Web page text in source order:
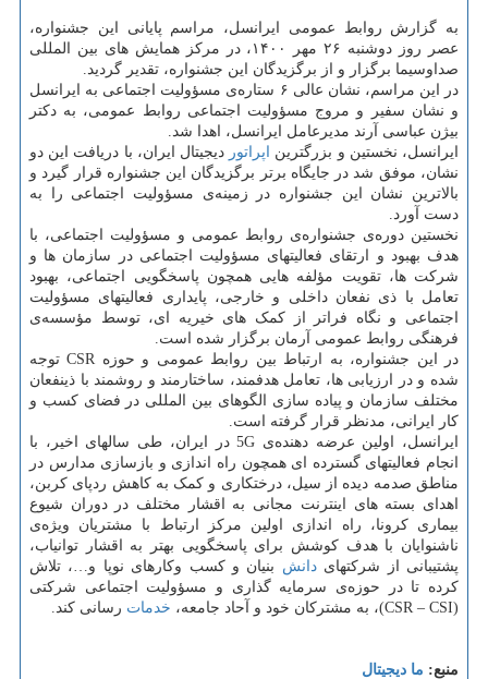
به گزارش روابط عمومی ایرانسل، مراسم پایانی این جشنواره،
عصر روز دوشنبه ۲۶ مهر ۱۴۰۰، در مرکز همایش های بین المللی
صداوسیما برگزار و از برگزیدگان این جشنواره، تقدیر گردید.
در این مراسم، نشان عالی ۶ ستاره‌ی مسؤولیت اجتماعی به ایرانسل
و نشان سفیر و مروج مسؤولیت اجتماعی روابط عمومی، به دکتر
بیژن عباسی آرند مدیرعامل ایرانسل، اهدا شد.
ایرانسل، نخستین و بزرگترین اپراتور دیجیتال ایران، با دریافت این دو
نشان، موفق شد در جایگاه برتر برگزیدگان این جشنواره قرار گیرد و
بالاترین نشان این جشنواره در زمینه‌ی مسؤولیت اجتماعی را به
دست آورد.
نخستین دوره‌ی جشنواره‌ی روابط عمومی و مسؤولیت اجتماعی، با
هدف بهبود و ارتقای فعالیتهای مسؤولیت اجتماعی در سازمان ها و
شرکت ها، تقویت مؤلفه هایی همچون پاسخگویی اجتماعی، بهبود
تعامل با ذی نفعان داخلی و خارجی، پایداری فعالیتهای مسؤولیت
اجتماعی و نگاه فراتر از کمک های خیریه ای، توسط مؤسسه‌ی
فرهنگی روابط عمومی آرمان برگزار شده است.
در این جشنواره، به ارتباط بین روابط عمومی و حوزه CSR توجه
شده و در ارزیابی ها، تعامل هدفمند، ساختارمند و روشمند با ذینفعان
مختلف سازمان و پیاده سازی الگوهای بین المللی در فضای کسب و
کار ایرانی، مدنظر قرار گرفته است.
ایرانسل، اولین عرضه دهنده‌ی 5G در ایران، طی سالهای اخیر، با
انجام فعالیتهای گسترده ای همچون راه اندازی و بازسازی مدارس در
مناطق صدمه دیده از سیل، درختکاری و کمک به کاهش ردپای کربن،
اهدای بسته های اینترنت مجانی به اقشار مختلف در دوران شیوع
بیماری کرونا، راه اندازی اولین مرکز ارتباط با مشتریان ویژه‌ی
ناشنوایان با هدف کوشش برای پاسخگویی بهتر به اقشار توانیاب،
پشتیبانی از شرکتهایدانش بنیان و کسب وکارهای نوپا و…، تلاش
کرده تا در حوزه‌ی سرمایه گذاری و مسؤولیت اجتماعی شرکتی
(CSR – CSI)، به مشترکان خود و آحاد جامعه،
خدمات رسانی کند.
منبع: ما دیجیتال